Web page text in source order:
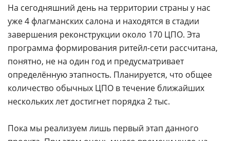
На сегодняшний день на территории страны у нас
уже 4 флагманских салона и находятся в стадии
завершения реконструкции около 170 ЦПО. Эта
программа формирования ритейл-сети рассчитана,
понятно, не на один год и предусматривает
определённую этапность. Планируется, что общее
количество обычных ЦПО в течение ближайших
нескольких лет достигнет порядка 2 тыс.
Пока мы реализуем лишь первый этап данного